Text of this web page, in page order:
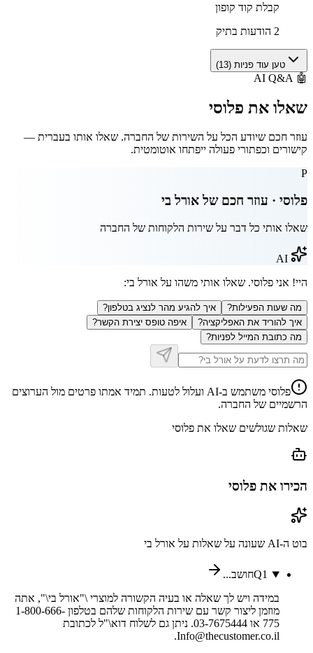
קבלת קוד קופון
2 הודעות בתיק
טען עוד פניות (13
)
🤖
AI Q&A
שאלו את פלוסי
עוזר חכם שיודע הכל על השירות של החברה. שאלו אותו בעברית —
קישורים וכפתורי פעולה ייפתחו אוטומטית.
P
פלוסי · עוזר חכם של אורל בי
שאלו אותי כל דבר על שירות הלקוחות של החברה
היי! אני פלוסי. שאלו אותי משהו על אורל בי:
מה שעות הפעילות?
איך להגיע מהר לנציג בטלפון?
איך להוריד את האפליקציה?
איפה טופס יצירת הקשר?
מה כתובת המייל לפניות?
פלוסי משתמש ב-AI ועלול לטעות. תמיד אמתו פרטים מול הערוצים
הרשמיים של החברה.
שאלות שגולשים שאלו את פלוסי
הכירו את פלוסי
בוט ה-AI שעונה על שאלות על אורל בי
Q1
חושב...
במידה ויש לך שאלה או בעיה הקשורה למוצרי \"אורל בי\", אתה
מוזמן ליצור קשר עם שירות הלקוחות שלהם בטלפון 1-800-666-
775 או 03-7675444. ניתן גם לשלוח דוא\"ל לכתובת
Info@thecustomer.co.il.